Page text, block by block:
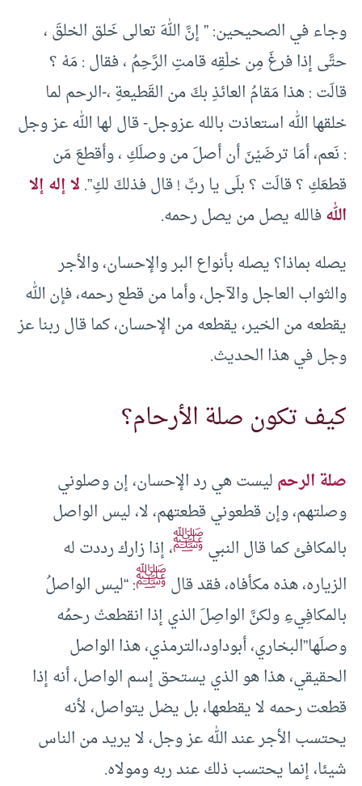
وجاء في الصحيحين: ” إنَّ اللهَ تعالى خَلق الخلقَ ،
حتَّى إذا فرغَ مِن خلْقِه قامتِ الرَّحِمُ ، فقال : مَهْ ؟
قالَت : هذا مَقامُ العائذِ بكَ من القَطيعةِ ،-الرحم لما
خلقها الله استعاذت بالله عزوجل- قال لها الله عز وجل
: نَعم، أمَا ترضَيْنَ أن أصلَ من وصلَكِ ، وأقطعَ مَن
قطعَكِ ؟ قالَت ؟ بلَى يا ربِّ ! قال فذلكَ لكِ”.لا إله إلا
اللهفالله يصل من يصل رحمه.
يصله بماذا؟ يصله بأنواع البر والإحسان، والأجر
والثواب العاجل والآجل، وأما من قطع رحمه، فإن الله
يقطعه من الخير، يقطعه من الإحسان، كما قال ربنا عز
وجل في هذا الحديث.
كيف تكون صلة الأرحام؟
صلة الرحمليست هي رد الإحسان، إن وصلوني
وصلتهم، وإن قطعوني قطعتهم، لا، ليس الواصل
بالمكافئ كما قال النبيﷺ، إذا زارك رددت له
الزياره، هذه مكأفاه، فقد قالﷺ: “ليس الواصلُ
بالمكافِيءِ ولكنَّ الواصِلَ الذي إذا انقطعتْ رحمُه
وصلَها”البخاري، أبوداود،الترمذي، هذا الواصل
الحقيقي، هذا هو الذي يستحق إسم الواصل، أنه إذا
قطعت رحمه لا يقطعها، بل يضل يتواصل، لأنه
يحتسب الأجر عند الله عز وجل، لا يريد من الناس
شيئا، إنما يحتسب ذلك عند ربه ومولاه.